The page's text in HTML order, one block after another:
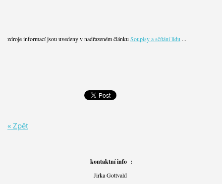
zdroje informací jsou uvedeny v nadřazeném článku Soupisy a sčítání lidu ...
« Zpět
kontaktní info :
Jirka Gottvald